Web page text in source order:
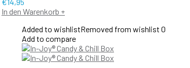
In den Warenkorb +
Added to wishlistRemoved from wishlist 0
Add to compare